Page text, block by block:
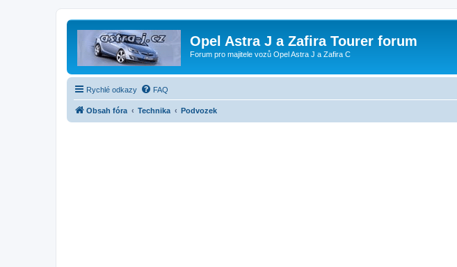
Opel Astra J a Zafira Tourer forum
Forum pro majitele vozů Opel Astra J a Zafira C
Rychlé odkazy FAQ
Obsah fóra Technika Podvozek